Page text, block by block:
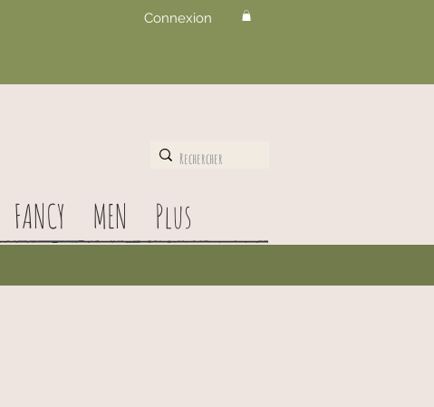
Connexion
FANCY MEN Plus